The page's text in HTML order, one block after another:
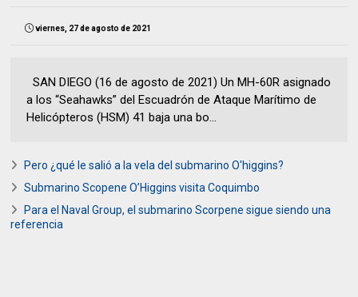
viernes, 27 de agosto de 2021
SAN DIEGO (16 de agosto de 2021) Un MH-60R asignado
a los “Seahawks” del Escuadrón de Ataque Marítimo de
Helicópteros (HSM) 41 baja una bo...
Pero ¿qué le salió a la vela del submarino O'higgins?
Submarino Scopene O’Higgins visita Coquimbo
Para el Naval Group, el submarino Scorpene sigue siendo una
referencia